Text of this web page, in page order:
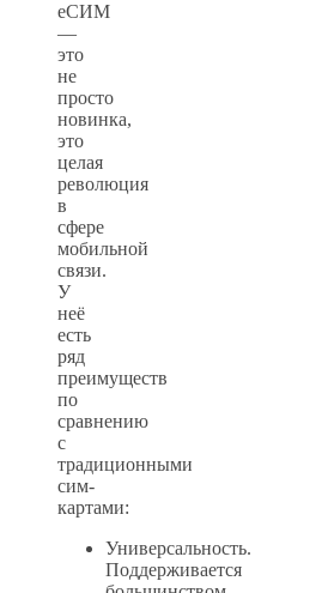
еСИМ
—
это
не
просто
новинка,
это
целая
революция
в
сфере
мобильной
связи.
У
неё
есть
ряд
преимуществ
по
сравнению
с
традиционными
сим-
картами:
Универсальность.
Поддерживается